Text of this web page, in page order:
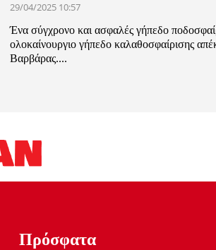
29/04/2025 10:57
Ένα σύγχρονο και ασφαλές γήπεδο
ολοκαίνουργιο γήπεδο καλαθοσφαίρισης
Βαρβάρας....
Πρόσφατα